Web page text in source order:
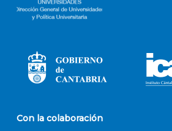
Con la colaboración